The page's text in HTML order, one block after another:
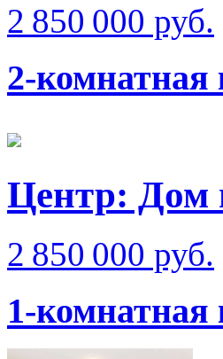
2 850 000 руб.
2-комнатная
Центр: Дом
2 850 000 руб.
1-комнатная